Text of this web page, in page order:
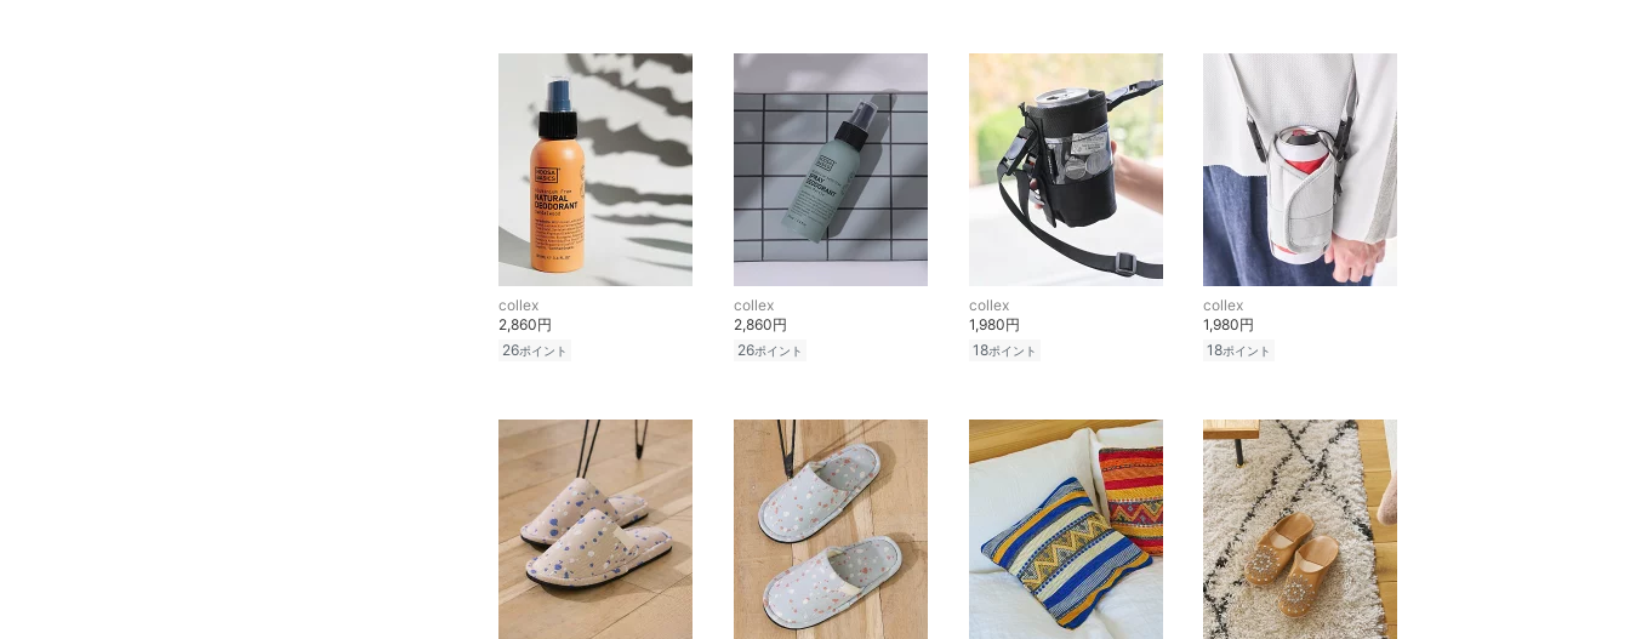
collex
2,860円
26ポイント
collex
2,860円
26ポイント
collex
1,980円
18ポイント
collex
1,980円
18ポイント